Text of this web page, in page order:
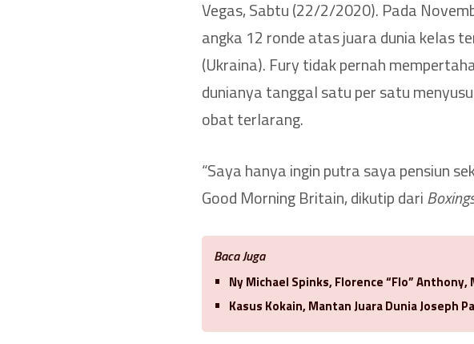
Vegas, Sabtu (22/2/2020). Pada
angka 12 ronde atas juara dunia kelas
(Ukraina). Fury tidak pernah
dunianya tanggal satu per satu
obat terlarang.
“Saya hanya ingin putra saya pensiun
Good Morning Britain, dikutip dari
Baca Juga
Ny Michael Spinks, Florence “Flo” Anthony,
Kasus Kokain, Mantan Juara Dunia Joseph